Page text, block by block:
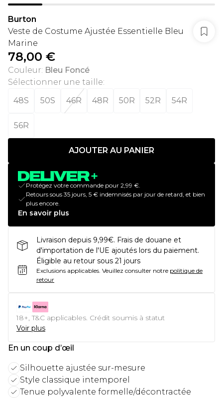
Burton
Veste de Costume Ajustée Essentielle Bleu
Marine
78,00 €
Couleur: Bleu Foncé
Sélectionner une taille:
48S
50S 46R 48R 50R 52R 54R
56R
AJOUTER AU PANIER
Protégez votre commande pour 2,99 €.
Retours sous 35 jours, 5 € indemnisés par jour de retard, et bien
plus encore.
En savoir plus
Livraison depuis 9,99€. Frais de douane et
d'importation de l'UE ajoutés lors du paiement.
Éligible au retour sous 21 jours
Exclusions applicables. Veuillez consulter notre politique de
retour
18+, T&C applicables. Crédit soumis à statut
Voir plus
En un coup d’œil
Silhouette ajustée sur-mesure
Style classique intemporel
Tenue polyvalente formelle/décontractée